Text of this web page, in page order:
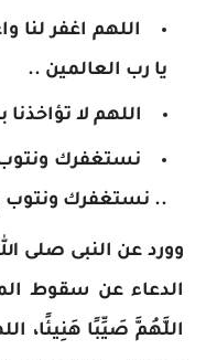
اللهم اغفر لنا
يا رب العالمين ..
اللهم لا
نستغفرك
.. نستغفرك ونتوب
وورد عن النبى صلى
الدعاء عن سقوط
اللَّهُمَّ صَيِّبًا هَنِيئًا،